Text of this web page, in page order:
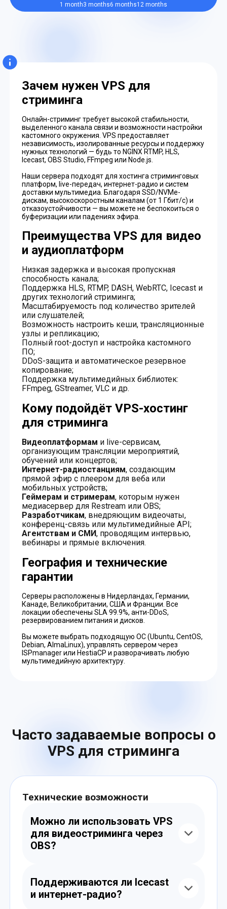
1 month3 months6 months12 months
Зачем нужен VPS для
стриминга
Онлайн-стриминг требует высокой стабильности,
выделенного канала связи и возможности настройки
кастомного окружения. VPS предоставляет
независимость, изолированные ресурсы и поддержку
нужных технологий — будь то NGINX RTMP, HLS,
Icecast, OBS Studio, FFmpeg или Node.js.
Наши сервера подходят для хостинга стриминговых
платформ, live-передач, интернет-радио и систем
доставки мультимедиа. Благодаря SSD/NVMe-
дискам, высокоскоростным каналам (от 1 Гбит/с) и
отказоустойчивости — вы можете не беспокоиться о
буферизации или падениях эфира.
Преимущества VPS для видео
и аудиоплатформ
Низкая задержка и высокая пропускная
способность канала;
Поддержка HLS, RTMP, DASH, WebRTC, Icecast и
других технологий стриминга;
Масштабируемость под количество зрителей
или слушателей;
Возможность настроить кеши, трансляционные
узлы и репликацию;
Полный root-доступ и настройка кастомного
ПО;
DDoS-защита и автоматическое резервное
копирование;
Поддержка мультимедийных библиотек:
FFmpeg, GStreamer, VLC и др.
Кому подойдёт VPS-хостинг
для стриминга
Видеоплатформам и live-сервисам,
организующим трансляции мероприятий,
обучений или концертов;
Интернет-радиостанциям, создающим
прямой эфир с плеером для веба или
мобильных устройств;
Геймерам и стримерам, которым нужен
медиасервер для Restream или OBS;
Разработчикам, внедряющим видеочаты,
конференц-связь или мультимедийные API;
Агентствам и СМИ, проводящим интервью,
вебинары и прямые включения.
География и технические
гарантии
Серверы расположены в Нидерландах, Германии,
Канаде, Великобритании, США и Франции. Все
локации обеспечены SLA 99.9%, анти-DDoS,
резервированием питания и дисков.
Вы можете выбрать подходящую ОС (Ubuntu, CentOS,
Debian, AlmaLinux), управлять сервером через
ISPmanager или HestiaCP и разворачивать любую
мультимедийную архитектуру.
Часто задаваемые вопросы о
VPS для стриминга
Технические возможности
Можно ли использовать VPS
для видеостриминга через
OBS?
медиасервер с поддержкой RTMP и
других протоколов для приёма видео с
OBS и ретрансляции.
Поддерживаются ли Icecast
и интернет-радио?